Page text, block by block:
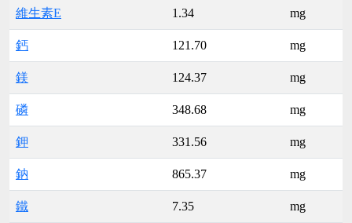
維生素E 1.34 mg
鈣 121.70 mg
鎂 124.37 mg
磷 348.68 mg
鉀 331.56 mg
鈉 865.37 mg
鐵 7.35 mg